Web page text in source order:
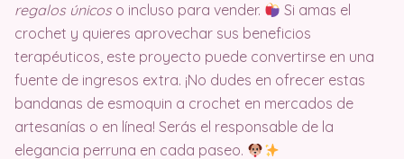
regalos únicos o incluso para vender.
Si amas el
crochet y quieres aprovechar sus beneficios
terapéuticos, este proyecto puede convertirse en una
fuente de ingresos extra. ¡No dudes en ofrecer estas
bandanas de esmoquin a crochet en mercados de
artesanías o en línea! Serás el responsable de la
elegancia perruna en cada paseo.